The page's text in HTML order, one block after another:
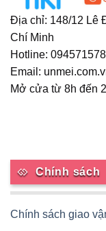
Địa chỉ: 148/12 Lê
Chí Minh
Hotline:
Email:
Mở cửa từ 8h đến
Chính sách
Chính sách giao